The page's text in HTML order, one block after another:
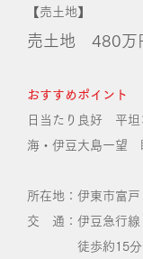
【売土地】
売土地 480万
おすすめポイント
日当たり良好 平坦
海・伊豆大島一望
所在地：伊東市富戸
交 通：伊豆急行線
徒歩約15分